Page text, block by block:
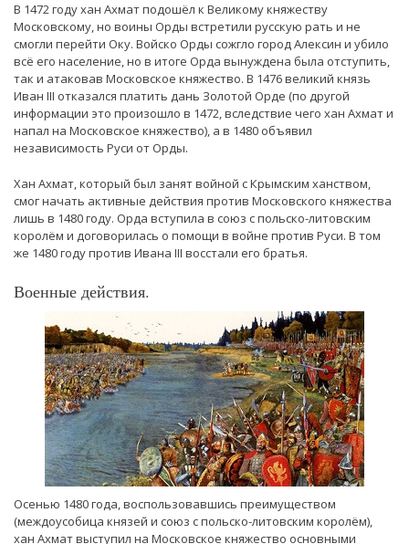
В 1472 году хан Ахмат подошёл к Великому княжеству
Московскому, но воины Орды встретили русскую рать и не
смогли перейти Оку. Войско Орды сожгло город Алексин и убило
всё его население, но в итоге Орда вынуждена была отступить,
так и атаковав Московское княжество. В 1476 великий князь
Иван III отказался платить дань Золотой Орде (по другой
информации это произошло в 1472, вследствие чего хан Ахмат и
напал на Московское княжество), а в 1480 объявил
независимость Руси от Орды.
Хан Ахмат, который был занят войной с Крымским ханством,
смог начать активные действия против Московского княжества
лишь в 1480 году. Орда вступила в союз с польско-литовским
королём и договорилась о помощи в войне против Руси. В том
же 1480 году против Ивана III восстали его братья.
Военные действия.
Осенью 1480 года, воспользовавшись преимуществом
(междоусобица князей и союз с польско-литовским королём),
хан Ахмат выступил на Московское княжество основными